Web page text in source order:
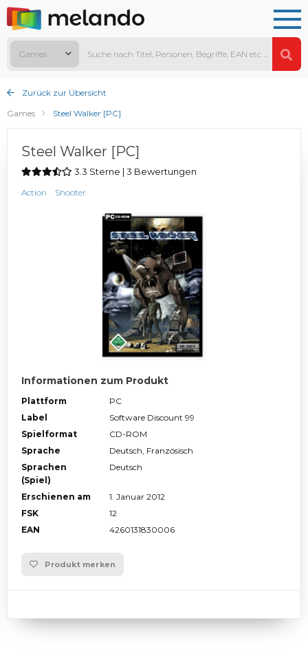
Games
Zurück zur Übersicht
Games
Steel Walker [PC]
Steel Walker [PC]
3.3 Sterne | 3 Bewertungen
Action Shooter
Informationen zum Produkt
Plattform
PC
Label
Software Discount 99
Spielformat
CD-ROM
Sprache
Deutsch, Französisch
Sprachen
(Spiel)
Deutsch
Erschienen am
1. Januar 2012
FSK
12
EAN
4260131830006
Produkt merken